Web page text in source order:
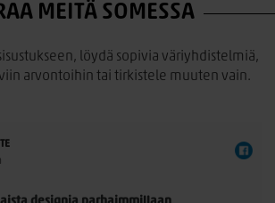
MEITÄ SOMESSA
löydä sopivia väriyhdistelmiä,
arvontoihin tai tirkistele muuten vain.